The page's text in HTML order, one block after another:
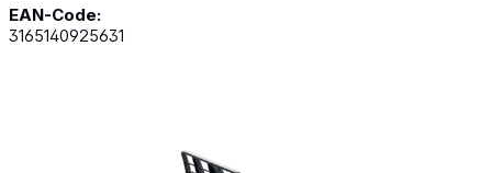
EAN-Code:
3165140925631